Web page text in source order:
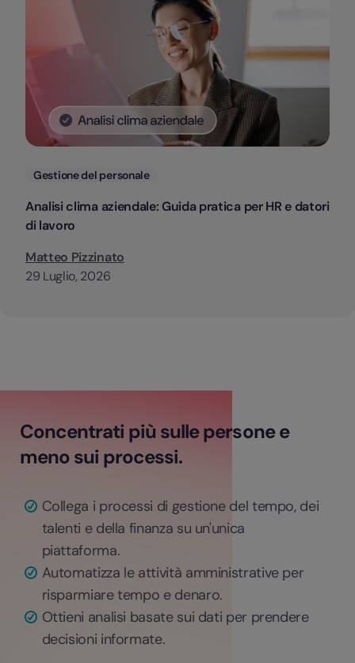
Categorie
Gestione del personale
Analisi clima aziendale: Guida pratica per HR e datori
di lavoro
Matteo Pizzinato
29 Luglio, 2026
Concentrati più sulle persone e
meno sui processi.
Collega i processi di gestione del tempo, dei
talenti e della finanza su un'unica
piattaforma.
Automatizza le attività amministrative per
risparmiare tempo e denaro.
Ottieni analisi basate sui dati per prendere
decisioni informate.